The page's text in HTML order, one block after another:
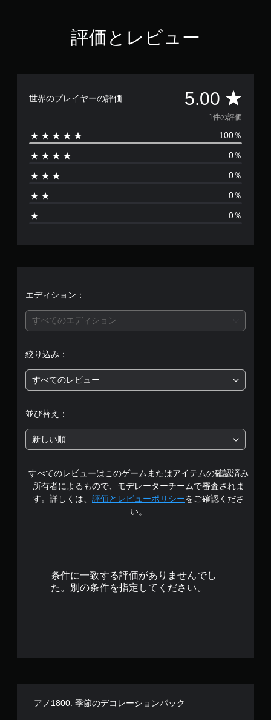
評価とレビュー
世界のプレイヤーの評価 5.00 評
価
数
は
、
段
階
の
1
で
す
1件の評価
100％
0％
0％
0％
0％
エディション：
すべてのエディション
絞り込み：
すべてのレビュー
並び替え：
新しい順
すべてのレビューはこのゲームまたはアイテムの確認済み
所有者によるもので、モデレーターチームで審査されま
す。詳しくは、 評価とレビューポリシーをご確認くださ
い。
条件に一致する評価がありませんでし
た。別の条件を指定してください。
アノ1800: 季節のデコレーションパック